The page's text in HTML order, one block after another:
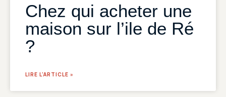
Chez qui acheter une
maison sur l’ile de Ré
?
LIRE L'ARTICLE »